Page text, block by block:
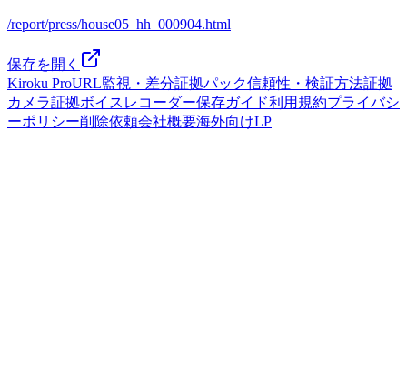
/report/press/house05_hh_000904.html
保存を開く
Kiroku ProURL監視・差分証拠パック信頼性・検証方法証拠
カメラ証拠ボイスレコーダー保存ガイド利用規約プライバシ
ーポリシー削除依頼会社概要海外向けLP